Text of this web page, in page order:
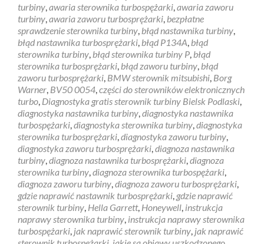
turbiny,awaria sterownika turbospężarki,awaria zaworu
turbiny,awaria zaworu turbosprężarki, bezpłatne
sprawdzenie sterownika turbiny, błąd nastawnika turbiny,
błąd nastawnika turbosprężarki, błąd P134A, błąd
sterownika turbiny, błąd sterownika turbiny P, błąd
sterownika turbosprężarki, błąd zaworu turbiny, błąd
zaworu turbosprężarki, BMW sterownik mitsubishi, Borg
Warner, BV50 0054,części do sterowników elektronicznych
turbo, Diagnostyka gratis sterownik turbiny Bielsk Podlaski,
diagnostyka nastawnika turbiny,diagnostyka nastawnika
turbospężarki,diagnostyka sterownika turbiny,diagnostyka
sterownika turbosprężarki,diagnostyka zaworu turbiny,
diagnostyka zaworu turbosprężarki,diagnoza nastawnika
turbiny,diagnoza nastawnika turbosprężarki,diagnoza
sterownika turbiny,diagnoza sterownika turbospężarki,
diagnoza zaworu turbiny,diagnoza zaworu turbosprężarki,
gdzie naprawić nastawnik turbosprężarki, gdzie naprawić
sterownik turbiny, Hella Garrett, Honeywell, instrukcja
naprawy sterownika turbiny, instrukcja naprawy sterownika
turbospężarki, jak naprawić sterownik turbiny, jak naprawić